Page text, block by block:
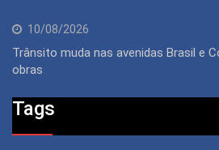
10/08/2026
Trânsito muda nas avenidas Brasil e
obras
Tags